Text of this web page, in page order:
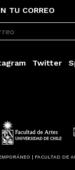
TU CORREO
Twitter
| FACULTAD DE